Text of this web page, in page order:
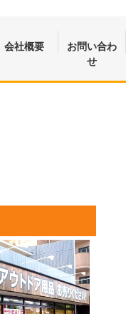
会社概要
お問い合わ
せ